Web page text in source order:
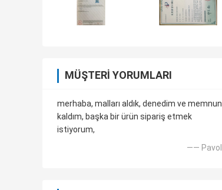
MÜŞTERI YORUMLARI
merhaba, malları aldık, denedim ve memnun
kaldım, başka bir ürün sipariş etmek
istiyorum,
—— Pavol